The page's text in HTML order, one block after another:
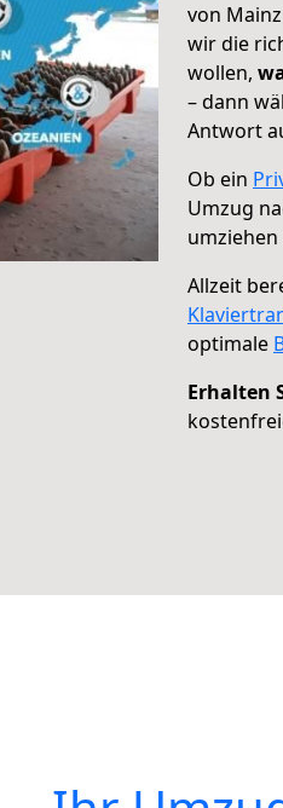
von
wir die
wollen,
– dann
Antwort
Ob ein
Umzug
Allzeit
optimale
Erhalten